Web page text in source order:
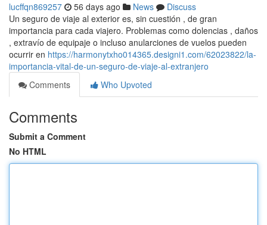
lucffqn869257 56 days ago News
Discuss
Un seguro de viaje al exterior es, sin cuestión , de gran
importancia para cada viajero. Problemas como dolencias , daños
, extravío de equipaje o incluso anularciones de vuelos pueden
ocurrir en https://harmonytxho014365.designi1.com/62023822/la-
importancia-vital-de-un-seguro-de-viaje-al-extranjero
Comments
Who Upvoted
Comments
Submit a Comment
No HTML